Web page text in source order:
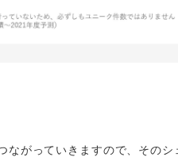
ながっていきますので、そのシ